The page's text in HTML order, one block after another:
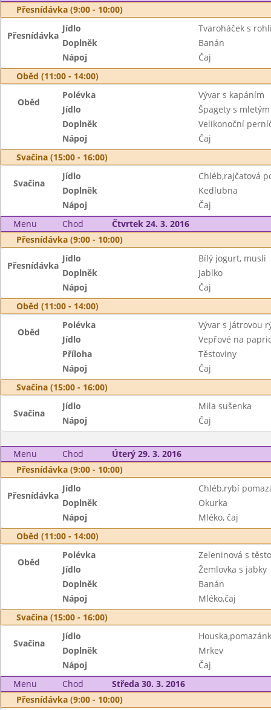
Přesnídávka (9:00 - 10:00)
Přesnídávka
Jídlo
Tvaroháček s
Doplněk
Banán
Nápoj
Čaj
Oběd (11:00 - 14:00)
Oběd
Polévka
Vývar s kapáním
Jídlo
Špagety s
Doplněk
Velikonoční
Nápoj
Čaj
Svačina (15:00 - 16:00)
Svačina
Jídlo
Chléb,rajčatová
Doplněk
Kedlubna
Nápoj
Čaj
Menu
Chod
Čtvrtek 24. 3. 2016
Přesnídávka (9:00 - 10:00)
Přesnídávka
Jídlo
Bílý jogurt, musli
Doplněk
Jablko
Nápoj
Čaj
Oběd (11:00 - 14:00)
Oběd
Polévka
Vývar s játrovou
Jídlo
Vepřové na
Příloha
Těstoviny
Nápoj
Čaj
Svačina (15:00 - 16:00)
Svačina
Jídlo
Mila sušenka
Nápoj
Čaj
Menu Chod
Úterý 29. 3. 2016
Přesnídávka (9:00 - 10:00)
Přesnídávka
Jídlo
Chléb,rybí
Doplněk
Okurka
Nápoj
Mléko, čaj
Oběd (11:00 - 14:00)
Oběd
Polévka
Zeleninová s
Jídlo
Žemlovka s jabky
Doplněk
Banán
Nápoj
Mléko,čaj
Svačina (15:00 - 16:00)
Svačina
Jídlo
Doplněk
Mrkev
Nápoj
Čaj
Menu
Chod
Středa 30. 3. 2016
Přesnídávka (9:00 - 10:00)